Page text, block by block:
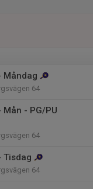
Måndag
64
- PG/PU
64
Tisdag
64